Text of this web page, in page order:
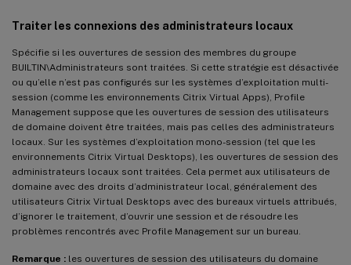
Traiter les connexions des administrateurs locaux
Spécifie si les ouvertures de session des membres du groupe
BUILTIN\Administrateurs sont traitées. Si cette stratégie est désactivée
ou qu’elle n’est pas configurés sur les systèmes d’exploitation multi-
session (comme les environnements Citrix Virtual Apps), Profile
Management suppose que les ouvertures de session des utilisateurs
de domaine doivent être traitées, mais pas celles des administrateurs
locaux. Sur les systèmes d’exploitation mono-session (tel que les
environnements Citrix Virtual Desktops), les ouvertures de session des
administrateurs locaux sont traitées. Cela permet aux utilisateurs de
domaine avec des droits d’administrateur local, généralement des
utilisateurs Citrix Virtual Desktops avec des bureaux virtuels attribués,
d’ignorer le traitement, d’ouvrir une session et de résoudre les
problèmes rencontrés avec Profile Management sur un bureau.
Remarque : les ouvertures de session des utilisateurs du domaine